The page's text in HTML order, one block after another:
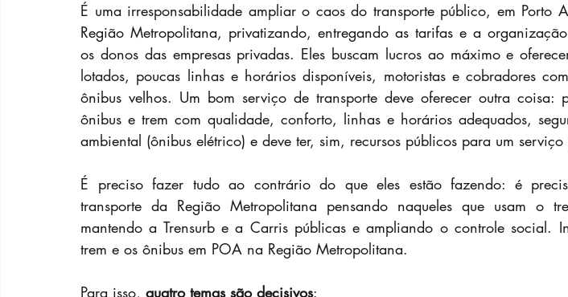
É uma irresponsabilidade ampliar o caos do transporte público, em Porto
Região Metropolitana, privatizando, entregando as tarifas e a
os donos das empresas privadas. Eles buscam lucros ao máximo e
lotados, poucas linhas e horários disponíveis, motoristas e cobradores
ônibus velhos. Um bom serviço de transporte deve oferecer outra coisa:
ônibus e trem com qualidade, conforto, linhas e horários adequados,
ambiental (ônibus elétrico) e deve ter, sim, recursos públicos para um
É preciso fazer tudo ao contrário do que eles estão fazendo: é
transporte da Região Metropolitana pensando naqueles que usam o
mantendo a Trensurb e a Carris públicas e ampliando o controle social.
trem e os ônibus em POA na Região Metropolitana.
Para isso, quatro temas são decisivos: